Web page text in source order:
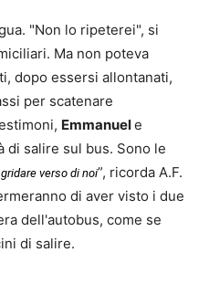
"Non lo ripeterei", si
Ma non poteva
dopo essersi allontanati,
per scatenare
Emmanuele
di salire sul bus. Sono le
verso di noi”, ricorda A.F.
di aver visto i due
dell'autobus, come se
di salire.